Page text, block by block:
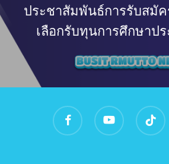
ประชาสัมพันธ์การรับสมั
เลือกรับทุนการศึกษาปร
facebook youtube tiktok